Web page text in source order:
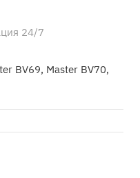
24/7
BV69, Master BV70,